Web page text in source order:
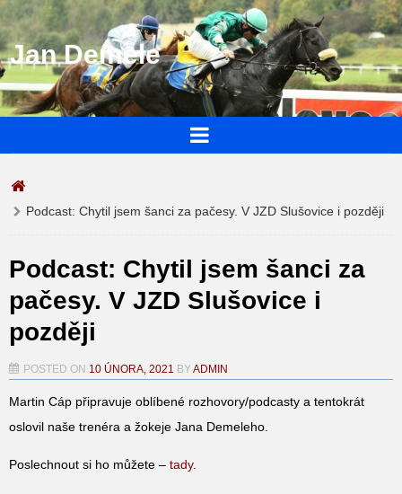
Jan Demele
Podcast: Chytil jsem šanci za pačesy. V JZD Slušovice i později
Podcast: Chytil jsem šanci za
pačesy. V JZD Slušovice i
později
POSTED ON 10 ÚNORA, 2021 BYADMIN
Martin Cáp připravuje oblíbené rozhovory/podcasty a tentokrát
oslovil naše trenéra a žokeje Jana Demeleho.
Poslechnout si ho můžete – tady.